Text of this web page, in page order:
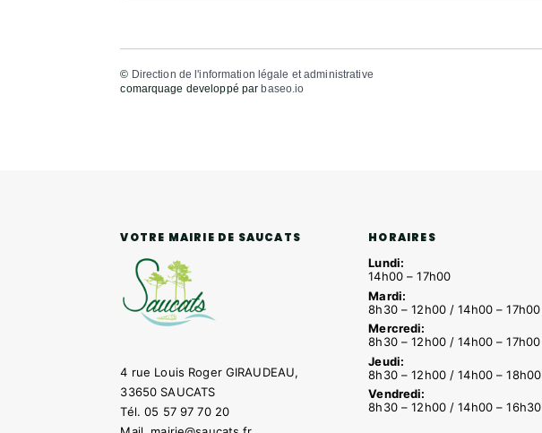
© Direction de l'information légale et administrative
comarquage developpé parbaseo.io
VOTRE MAIRIE DE SAUCATS
4 rue Louis Roger GIRAUDEAU,
33650 SAUCATS
Tél.05 57 97 70 20
HORAIRES
Lundi:
14h00 – 17h00
Mardi:
8h30 – 12h00 / 14h00 – 17h00
Mercredi:
8h30 – 12h00 / 14h00 – 17h00
Jeudi:
8h30 – 12h00 / 14h00 – 18h00
Vendredi:
8h30 – 12h00 / 14h00 – 16h30